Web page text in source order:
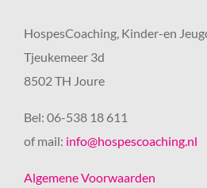
HospesCoaching, Kinder-en
Tjeukemeer 3d
8502 TH Joure
Bel: 06-538 18 611
of mail: info@hospescoaching.nl
Algemene Voorwaarden